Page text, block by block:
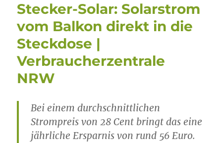
Stecker-Solar: Solarstrom
vom Balkon direkt in die
Steckdose |
Verbraucherzentrale
NRW
Bei einem durchschnittlichen
Strompreis von 28 Cent bringt das eine
jährliche Ersparnis von rund 56 Euro.